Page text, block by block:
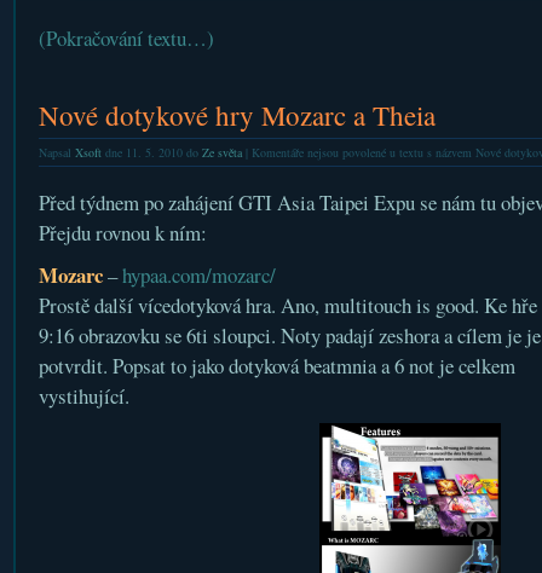
(Pokračování textu…)
Nové dotykové hry Mozarc a Theia
Napsal Xsoftdne 11. 5. 2010 do Ze světa| Komentáře nejsou povolenéu textu s názvem Nové
Před týdnem po zahájení GTI Asia Taipei Expu se nám tu
Přejdu rovnou k ním:
Mozarc–hypaa.com/mozarc/
Prostě další vícedotyková hra. Ano, multitouch is good. Ke hře
9:16 obrazovku se 6ti sloupci. Noty padají zeshora a cílem je
potvrdit. Popsat to jako dotyková beatmnia a 6 not je celkem
vystihující.